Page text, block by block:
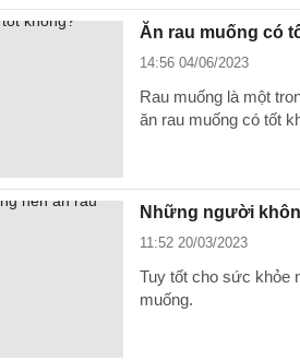
Ăn rau muống có
14:56 04/06/2023
Rau muống là một
ăn rau muống có tốt
Những người
11:52 20/03/2023
Tuy tốt cho sức khỏe
muống.